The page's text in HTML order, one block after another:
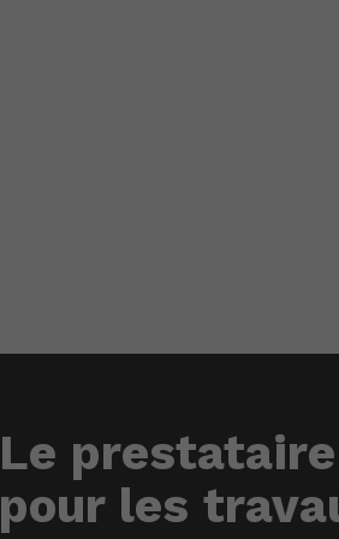
Le
pour les